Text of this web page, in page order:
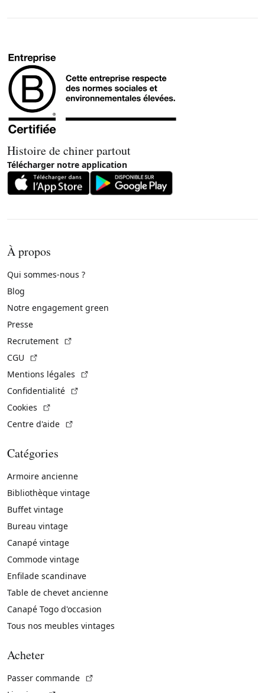
Histoire de chiner partout
Télécharger notre application
À propos
Qui sommes-nous ?
Blog
Notre engagement green
Presse
Recrutement
CGU
Mentions légales
Confidentialité
Cookies
Centre d'aide
Catégories
Armoire ancienne
Bibliothèque vintage
Buffet vintage
Bureau vintage
Canapé vintage
Commode vintage
Enfilade scandinave
Table de chevet ancienne
Canapé Togo d'occasion
Tous nos meubles vintages
Acheter
Passer commande